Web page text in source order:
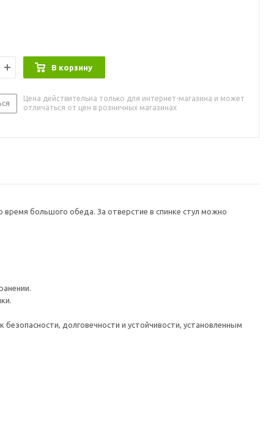
В корзину
Цена действительна только для интернет-магазина и может
отличаться от цен в розничных магазинах
большого обеда. За отверстие в спинке стул можно
долговечности и устойчивости, установленным